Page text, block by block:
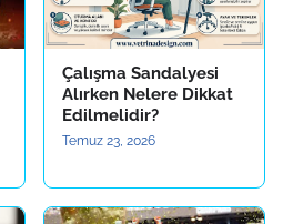
Çalışma Sandalyesi
Alırken Nelere Dikkat
Edilmelidir?
Temuz 23, 2026